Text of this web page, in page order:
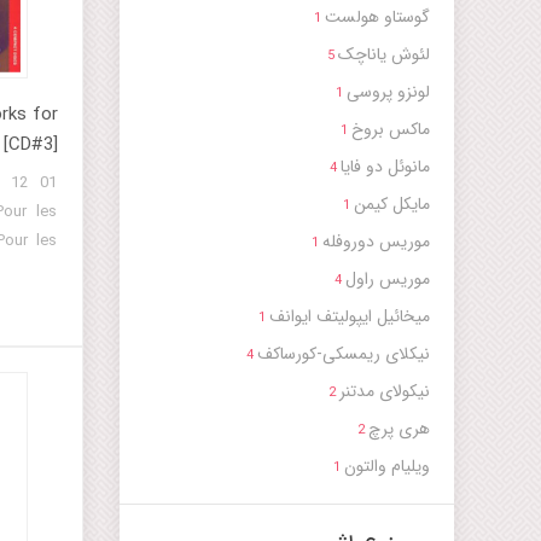
گوستاو هولست
لئوش یاناچک
لونزو پروسی
ماکس بروخ
مانوئل دو فایا
مایکل کیمن
موریس دوروفله
موریس راول
میخائیل ایپولیتف ایوانف
نیکلای ریمسکی-کورساکف
نیکولاى مدتنر 2
هری پرچ2
ویلیام والتون
for